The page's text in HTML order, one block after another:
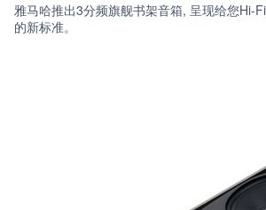
雅马哈推出3分频旗舰书架音箱, 呈现给您Hi-
的新标准。